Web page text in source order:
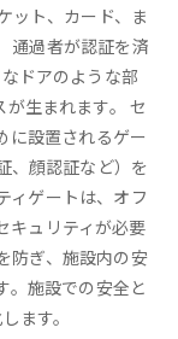
ット、カード、ま
通過者が認証を済
ドアのような部
生まれます。 セ
に設置されるゲー
、顔認証など）を
ィゲートは、オフ
キュリティが必要
防ぎ、施設内の安
。施設での安全と
ます。